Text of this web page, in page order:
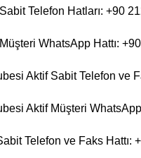
Telefon Hatları: +90
WhatsApp Hattı:
Aktif Sabit Telefon ve
Aktif Müşteri
Telefon ve Faks Hattı: